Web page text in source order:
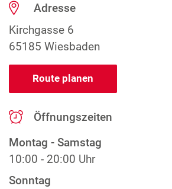
Adresse
Kirchgasse 6
65185 Wiesbaden
Route planen
Öffnungszeiten
Montag - Samstag
10:00 - 20:00 Uhr
Sonntag